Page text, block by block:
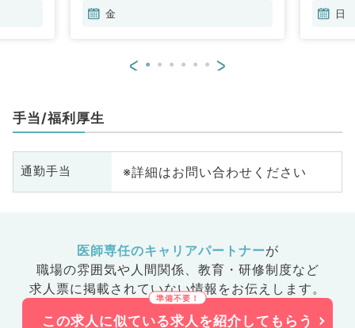
診・人間ドック、産業医、科目不
金 日
< >
手当/福利厚生
通勤手当 ※詳細はお問い合わせください
医師専任のキャリアパートナーが
職場の雰囲気や人間関係、 教育・研修制度など
求人票に掲載されていない情報をお伝えします。
この求人に似ている求人を紹介してもらう